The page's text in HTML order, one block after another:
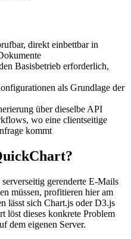
direkt einbettbar in
Basisbetrieb erforderlich,
als Grundlage der
über dieselbe API
wo eine clientseitige
kommt
gerenderte E-Mails
müssen, profitieren hier am
lässt sich Chart.js oder D3.js
löst dieses konkrete Problem
dem eigenen Server.